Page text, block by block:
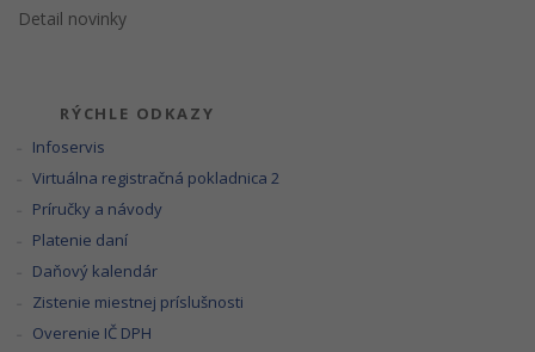
Detail novinky
RÝCHLE ODKAZY
Infoservis
Virtuálna registračná pokladnica 2
Príručky a návody
Platenie daní
Daňový kalendár
Zistenie miestnej príslušnosti
Overenie IČ DPH